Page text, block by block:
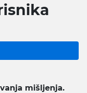
mišljenja.